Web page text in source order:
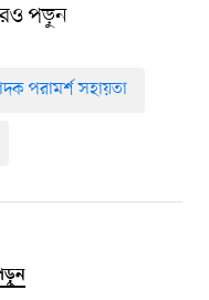
পড়ুন
পরামর্শ সহায়তা